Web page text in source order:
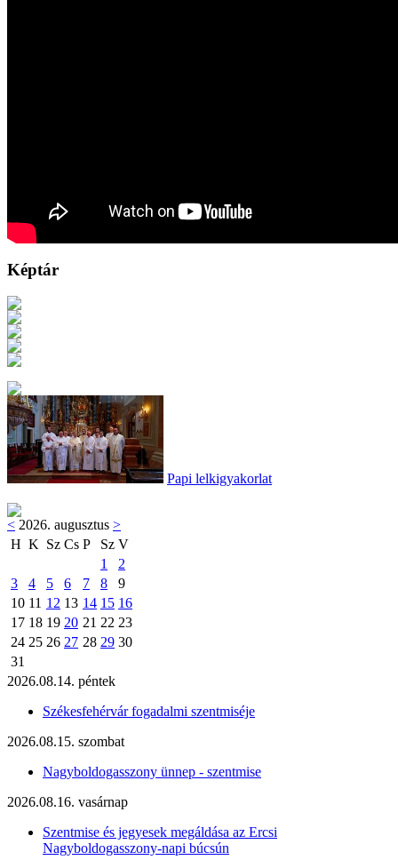
Képtár
Papi lelkigyakorlat
< 2026. augusztus >
H K Sz Cs P Sz V
1
2
3
4 5 6 7 8
9
10 11 12 13 14 15 16
17 18 19 20 21 22 23
24 25 26 27 28 29 30
31
2026.08.14. péntek
Székesfehérvár fogadalmi szentmiséje
2026.08.15. szombat
Nagyboldogasszony ünnep - szentmise
2026.08.16. vasárnap
Szentmise és jegyesek megáldása az Ercsi
Nagyboldogasszony-napi búcsún